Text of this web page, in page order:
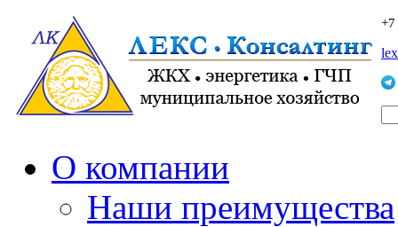
О компании
Наши преимущества